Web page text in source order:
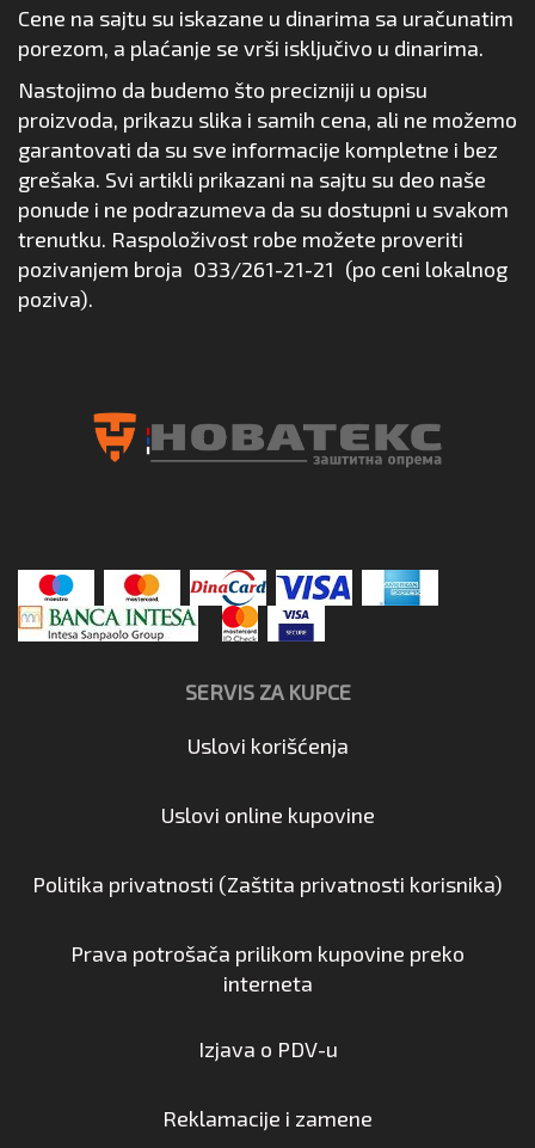
Cene na sajtu su iskazane u dinarima sa uračunatim
porezom, a plaćanje se vrši isključivo u dinarima.
Nastojimo da budemo što precizniji u opisu
proizvoda, prikazu slika i samih cena, ali ne možemo
garantovati da su sve informacije kompletne i bez
grešaka. Svi artikli prikazani na sajtu su deo naše
ponude i ne podrazumeva da su dostupni u svakom
trenutku. Raspoloživost robe možete proveriti
pozivanjem broja 033/261-21-21 (po ceni lokalnog
poziva).
SERVIS ZA KUPCE
Uslovi korišćenja
Uslovi online kupovine
Politika privatnosti (Zaštita privatnosti korisnika)
Prava potrošača prilikom kupovine preko
interneta
Izjava o PDV-u
Reklamacije i zamene